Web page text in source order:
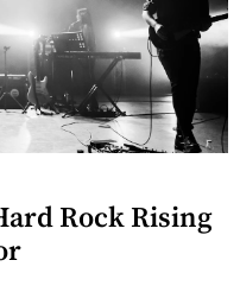
Rock Rising